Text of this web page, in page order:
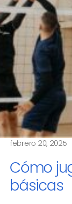
febrero 20, 2025
Cómo
básicas